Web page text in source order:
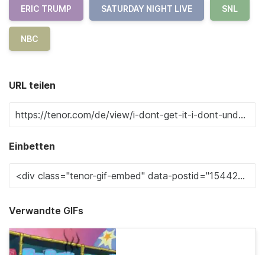
ERIC TRUMP SATURDAY NIGHT LIVE SNL
NBC
URL teilen
Einbetten
Verwandte GIFs